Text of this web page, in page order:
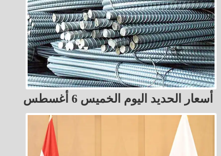
أسعار الحديد اليوم الخميس 6 أغسطس